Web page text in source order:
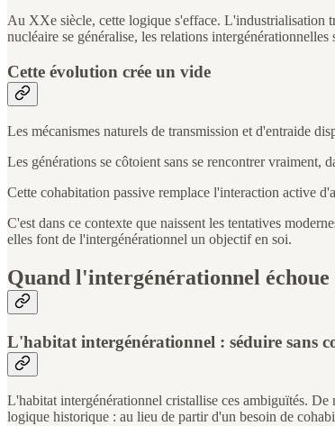
Au XXe siècle, cette logique s'efface. L'industrialisation
nucléaire se généralise, les relations intergénérationnelles
Cette évolution crée un vide
Les mécanismes naturels de transmission et d'entraide
Les générations se côtoient sans se rencontrer vraiment,
Cette cohabitation passive remplace l'interaction active
C'est dans ce contexte que naissent les tentatives
elles font de l'intergénérationnel un objectif en soi.
Quand l'intergénérationnel
L'habitat intergénérationnel : séduire sans
L'habitat intergénérationnel cristallise ces ambiguïtés.
logique historique : au lieu de partir d'un besoin de